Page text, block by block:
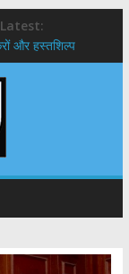
Latest:
और हस्तशिल्प
क्षत्रिय जागरण
ने
का किया आवाह्न
सीएम धामी के निर्देश
146 करोड़ 32 लाख